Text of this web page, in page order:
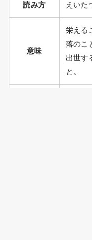
読み方 えいた
意味
栄える
落のこ
出世す
と。